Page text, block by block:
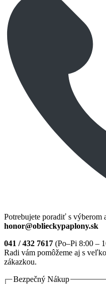
Potrebujete poradiť s výberom
honor@oblieckypaplony.sk
041 / 432 7617 (Po–Pi 8:00 –
Radi vám pomôžeme aj s
zákazkou.
Bezpečný Nákup